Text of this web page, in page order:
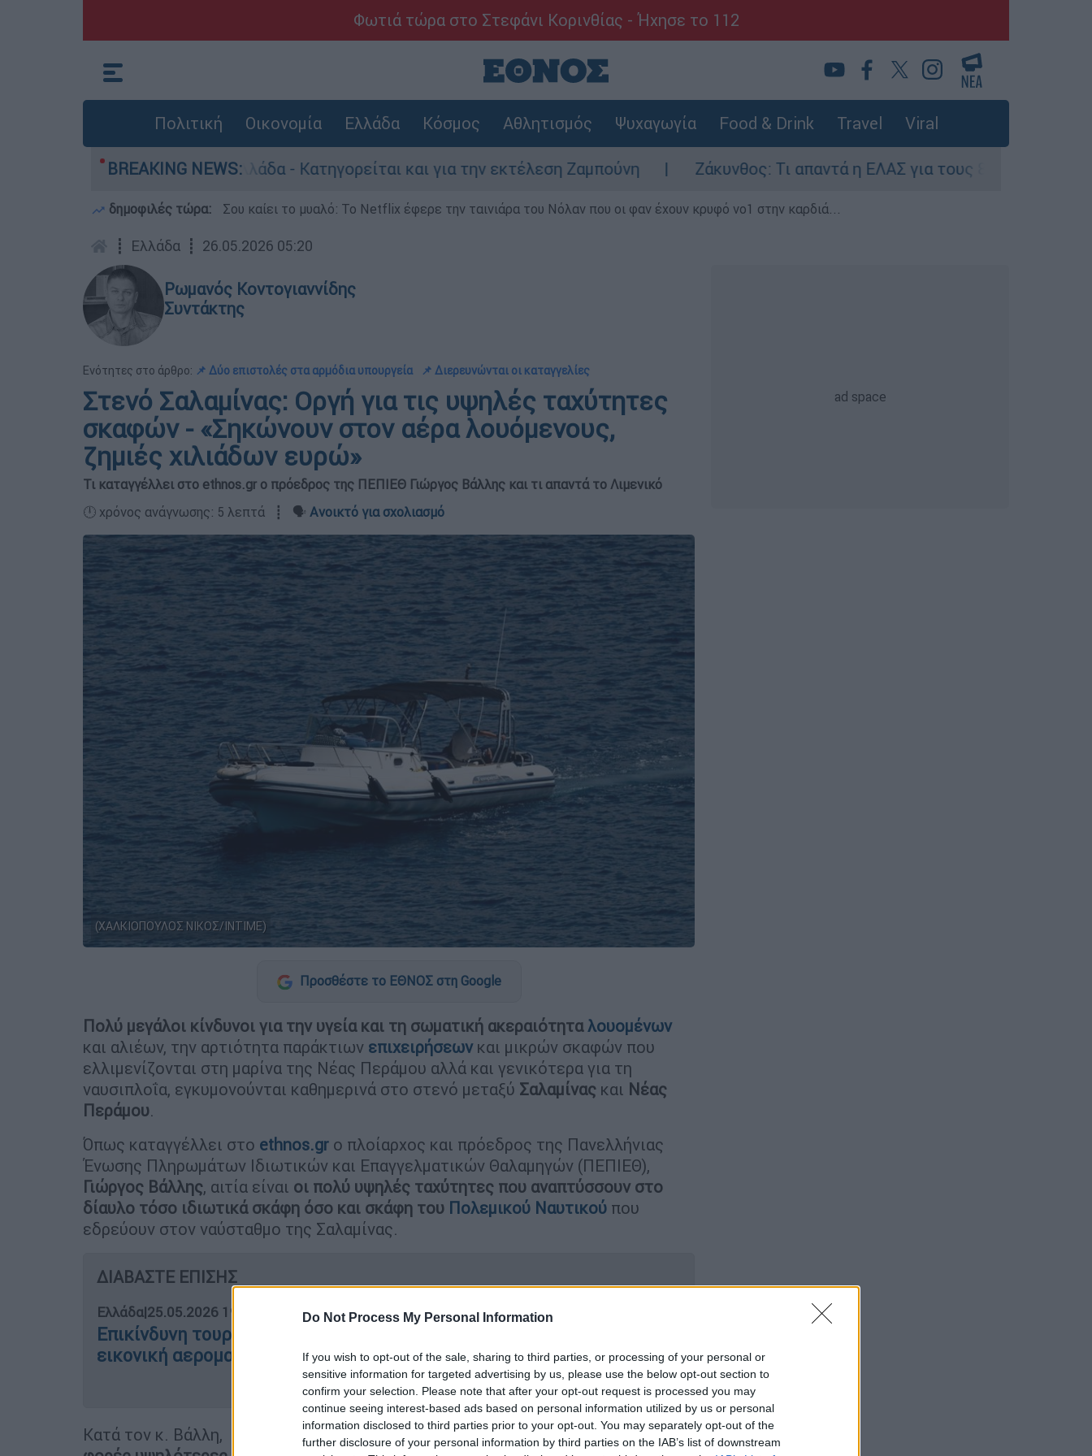
Do Not Process My Personal Information
If you wish to opt-out of the sale, sharing to third parties, or processing of your personal or
sensitive information for targeted advertising by us, please use the below opt-out section to
confirm your selection. Please note that after your opt-out request is processed you may
continue seeing interest-based ads based on personal information utilized by us or personal
information disclosed to third parties prior to your opt-out. You may separately opt-out of the
further disclosure of your personal information by third parties on the IAB’s list of downstream
Φωτιά τώρα στο Στεφάνι Κορινθίας - Ήχησε το 112
Πολιτική Οικονομία Ελλάδα Κόσμος Αθλητισμός Ψυχαγωγία Food & Drink Travel Viral
BREAKING NEWS:
στην Ελλάδα - Κατηγορείται και για την εκτέλεση Ζαμπούνη Ζάκυνθος: Τι απαντά η ΕΛΑΣ για τους 8 βιασμούς τουριστριών -
δημοφιλές τώρα: Σου καίει το μυαλό: Το Netflix έφερε την ταινιάρα του Νόλαν που οι φαν έχουν κρυφό νο1 στην καρδιά...
┋ Ελλάδα ┋ 26.05.2026 05:20
Ρωμανός Κοντογιαννίδης
Συντάκτης
Ενότητες στο άρθρο: 📌 Δύο επιστολές στα αρμόδια υπουργεία 📌 Διερευνώνται οι καταγγελίες
Στενό Σαλαμίνας: Οργή για τις υψηλές ταχύτητες
σκαφών - «Σηκώνουν στον αέρα λουόμενους,
ζημιές χιλιάδων ευρώ»
Τι καταγγέλλει στο ethnos.gr ο πρόεδρος της ΠΕΠΙΕΘ Γιώργος Βάλλης και τι απαντά το Λιμενικό
🕛 χρόνος ανάγνωσης: 5 λεπτά ┋ 🗣️ Ανοικτό για σχολιασμό
(ΧΑΛΚΙΟΠΟΥΛΟΣ ΝΙΚΟΣ/INTIME)
Προσθέστε το ΕΘΝΟΣ στη Google
Πολύ μεγάλοι κίνδυνοι για την υγεία και τη σωματική ακεραιότητα λουομένων
και αλιέων, την αρτιότητα παράκτιων επιχειρήσεωνκαι μικρών σκαφών που
ελλιμενίζονται στη μαρίνα της Νέας Περάμου αλλά και γενικότερα για τη
ναυσιπλοΐα, εγκυμονούνται καθημερινά στο στενό μεταξύ Σαλαμίνας και Νέας
Περάμου.
Όπως καταγγέλλει στο ethnos.gr ο πλοίαρχος και πρόεδρος της Πανελλήνιας
Ένωσης Πληρωμάτων Ιδιωτικών και Επαγγελματικών Θαλαμηγών (ΠΕΠΙΕΘ),
Γιώργος Βάλλης, αιτία είναι οι πολύ υψηλές ταχύτητες που αναπτύσσουν στο
δίαυλο τόσο ιδιωτικά σκάφη όσο και σκάφη του Πολεμικού Ναυτικού που
εδρεύουν στον ναύσταθμο της Σαλαμίνας.
ΔΙΑΒΑΣΤΕ ΕΠΙΣΗΣ
Ελλάδα|25.05.2026 19:18
Επικίνδυνη τουρκική κλιμάκωση στο Αιγαίο: Οπλισμένα F-16 και
εικονική αερομαχία με ελληνικά μαχητικά
Κατά τον κ. Βάλλη, οι ταχύτητεςπου αναπτύσσουνείναι τρεις και τέσσερις